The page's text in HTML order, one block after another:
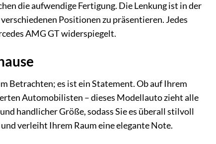
die aufwendige Fertigung. Die Lenkung ist in der
Positionen zu präsentieren. Jedes
AMG GT widerspiegelt.
Betrachten; es ist ein Statement. Ob auf Ihrem
Automobilisten – dieses Modellauto zieht alle
handlicher Größe, sodass Sie es überall stilvoll
verleiht Ihrem Raum eine elegante Note.